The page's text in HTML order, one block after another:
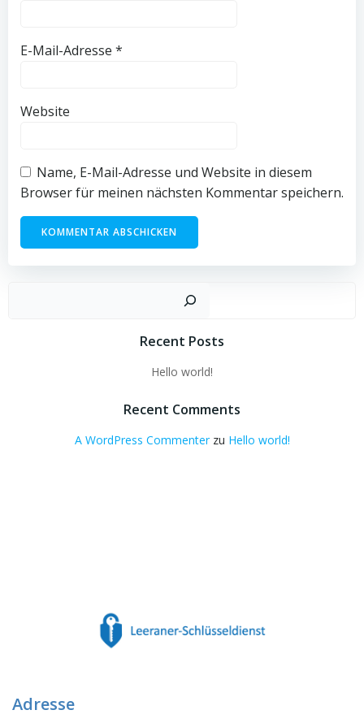
E-Mail-Adresse *
Website
Name, E-Mail-Adresse und Website in diesem
Browser für meinen nächsten Kommentar speichern.
Recent Posts
Hello world!
Recent Comments
A WordPress Commenterzu Hello world!
Adresse